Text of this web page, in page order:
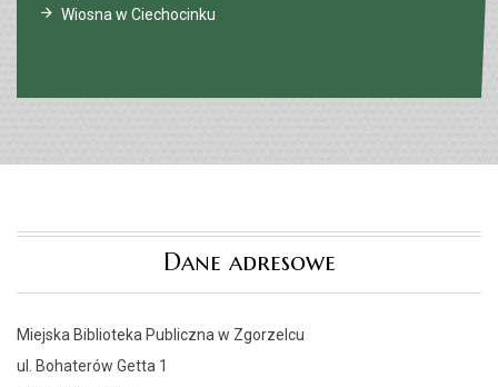
Wiosna w Ciechocinku
Dane adresowe
Miejska Biblioteka Publiczna w Zgorzelcu
ul. Bohaterów Getta 1